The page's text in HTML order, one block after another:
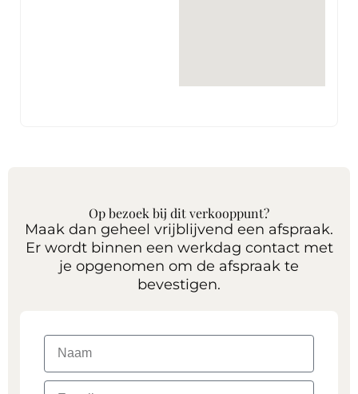
Op bezoek bij dit verkooppunt?
Maak dan geheel vrijblijvend een afspraak.
Er wordt binnen een werkdag contact met
je opgenomen om de afspraak te
bevestigen.